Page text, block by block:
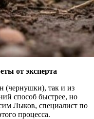
от эксперта
(чернушки), так и из
способ быстрее, но
Лыков, специалист по
процесса.